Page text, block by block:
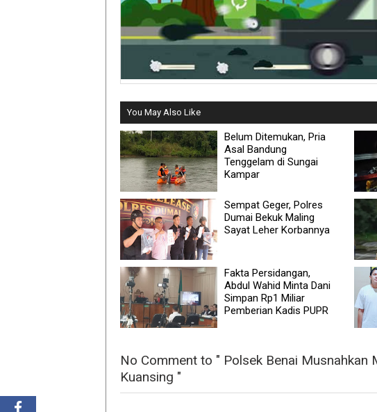
You May Also Like
Belum Ditemukan, Pria
Asal Bandung
Tenggelam di Sungai
Kampar
Sempat Geger, Polres
Dumai Bekuk Maling
Sayat Leher Korbannya
Fakta Persidangan,
Abdul Wahid Minta Dani
Simpan Rp1 Miliar
Pemberian Kadis PUPR
No Comment to " Polsek Benai Musnahkan
Kuansing "